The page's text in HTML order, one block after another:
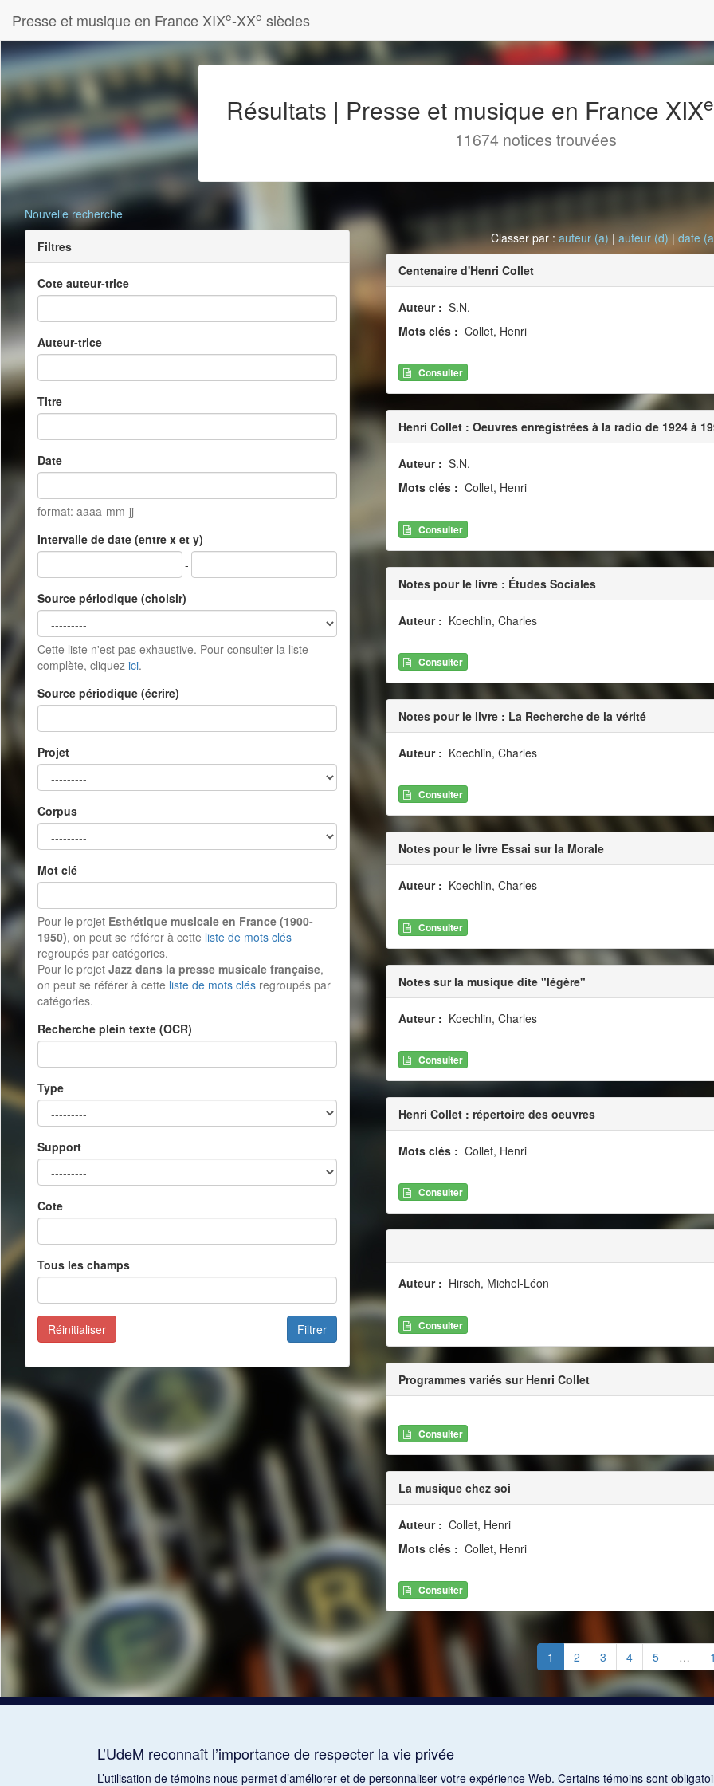
Presse et musique en France XIXe-XXe siècles
Résultats | Presse et musique en France XIXe
11674 notices trouvées
Nouvelle recherche
Filtres
Cote auteur-trice
Auteur-trice
Titre
Date
format: aaaa-mm-jj
Intervalle de date (entre x et y)
-
Source périodique (choisir)
Cette liste n'est pas exhaustive. Pour consulter la liste
complète, cliquez ici.
Source périodique (écrire)
Projet
Corpus
Mot clé
Pour le projet Esthétique musicale en France (1900-
1950), on peut se référer à cette liste de mots clés
regroupés par catégories.
Pour le projet Jazz dans la presse musicale française,
on peut se référer à cette liste de mots clés regroupés par
catégories.
Recherche plein texte (OCR)
Type
Support
Cote
Tous les champs
Filtrer
Réinitialiser
Classer par :auteur (a) |auteur (d) |date
Centenaire d'Henri Collet
Auteur : S.N.
Mots clés : Collet, Henri
Consulter
Henri Collet : Oeuvres enregistrées à la radio de 1924 à
Auteur : S.N.
Mots clés : Collet, Henri
Consulter
Notes pour le livre : Études Sociales
Auteur : Koechlin, Charles
Consulter
Notes pour le livre : La Recherche de la vérité
Auteur : Koechlin, Charles
Consulter
Notes pour le livre Essai sur la Morale
Auteur : Koechlin, Charles
Consulter
Notes sur la musique dite "légère"
Auteur : Koechlin, Charles
Consulter
Henri Collet : répertoire des oeuvres
Mots clés : Collet, Henri
Consulter
Auteur : Hirsch, Michel-Léon
Consulter
Programmes variés sur Henri Collet
Consulter
La musique chez soi
Auteur : Collet, Henri
Mots clés : Collet, Henri
Consulter
1 2 3 4 5 …
L’UdeM reconnaît l’importance de respecter la vie privée
L’utilisation de témoins nous permet d’améliorer et de personnaliser votre expérience Web. Certains témoins sont